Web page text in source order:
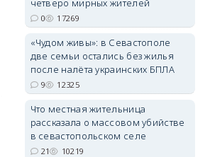
четверо мирных жителей
0 17269
«Чудом живы»: в Севастополе
две семьи остались без жилья
после налёта украинских БПЛА
9 12325
Что местная жительница
рассказала о массовом убийстве
в севастопольском селе
21 10219